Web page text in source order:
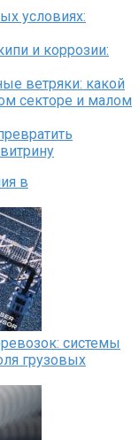
условиях:
и коррозии:
ветряки: какой
секторе и малом
в
системы
грузовых